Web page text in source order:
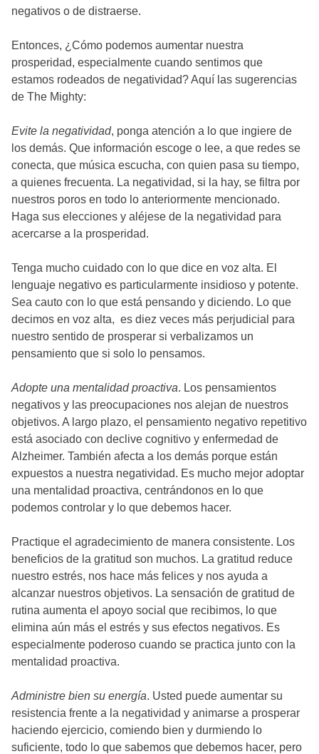
negativos o de distraerse.
Entonces, ¿Cómo podemos aumentar nuestra
prosperidad, especialmente cuando sentimos que
estamos rodeados de negatividad? Aquí las sugerencias
de The Mighty:
Evite la negatividad, ponga atención a lo que ingiere de
los demás. Que información escoge o lee, a que redes se
conecta, que música escucha, con quien pasa su tiempo,
a quienes frecuenta. La negatividad, si la hay, se filtra por
nuestros poros en todo lo anteriormente mencionado.
Haga sus elecciones y aléjese de la negatividad para
acercarse a la prosperidad.
Tenga mucho cuidado con lo que dice en voz alta. El
lenguaje negativo es particularmente insidioso y potente.
Sea cauto con lo que está pensando y diciendo. Lo que
decimos en voz alta, es diez veces más perjudicial para
nuestro sentido de prosperar si verbalizamos un
pensamiento que si solo lo pensamos.
Adopte una mentalidad proactiva. Los pensamientos
negativos y las preocupaciones nos alejan de nuestros
objetivos. A largo plazo, el pensamiento negativo repetitivo
está asociado con declive cognitivo y enfermedad de
Alzheimer. También afecta a los demás porque están
expuestos a nuestra negatividad. Es mucho mejor adoptar
una mentalidad proactiva, centrándonos en lo que
podemos controlar y lo que debemos hacer.
Practique el agradecimiento de manera consistente. Los
beneficios de la gratitud son muchos. La gratitud reduce
nuestro estrés, nos hace más felices y nos ayuda a
alcanzar nuestros objetivos. La sensación de gratitud de
rutina aumenta el apoyo social que recibimos, lo que
elimina aún más el estrés y sus efectos negativos. Es
especialmente poderoso cuando se practica junto con la
mentalidad proactiva.
Administre bien su energía. Usted puede aumentar su
resistencia frente a la negatividad y animarse a prosperar
haciendo ejercicio, comiendo bien y durmiendo lo
suficiente, todo lo que sabemos que debemos hacer, pero